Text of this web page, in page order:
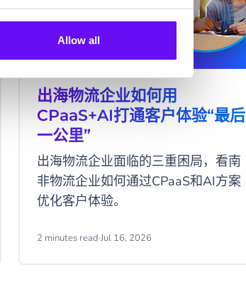
Allow all
出海物流企业如何用
CPaaS+AI打通客户体验“最后
一公里”
出海物流企业面临的三重困局，看南
非物流企业如何通过CPaaS和AI方案
优化客户体验。
2 minutes read·Jul 16, 2026